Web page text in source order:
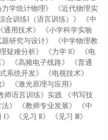
学统计物理》 《近代物理实
合训练Ⅰ（语言训练）》 《中
通用技术》 《小学科学实验
研究与设计》 《中学物理教
疑难分析》 《力学 II》 《电
《高频电子线路》 《普通
系统开发》 《电视技术》
《激光原理与应用》
师语言训练》实践 《书写技
》 《教师专业发展》 《中
《见习 Ⅱ》 《见习 Ⅲ》